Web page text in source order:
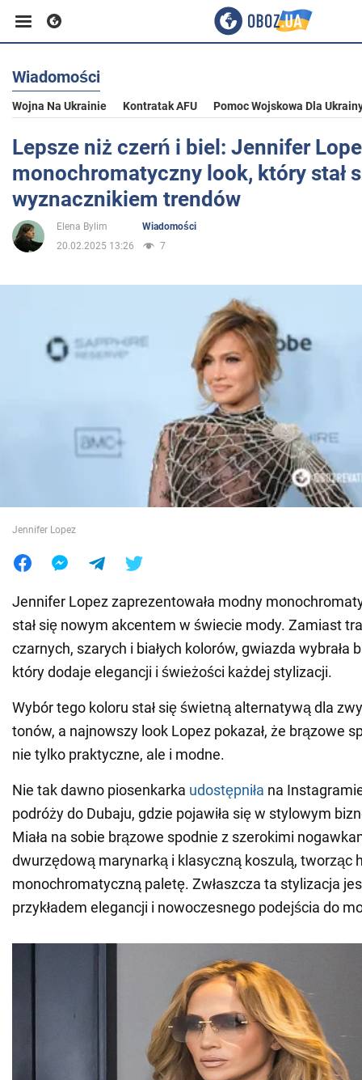
Biznes
Sport
Życie
Społeczeństwo
Jedzenie
Wiadomości
Wojna Na Ukrainie Kontratak AFU Pomoc Wojskowa Dla
Lepsze niż czerń i biel: Jennifer
monochromatyczny look, który stał
wyznacznikiem trendów
Elena Bylim
Wiadomości
20.02.2025 13:26
7
Jennifer Lopez
Jennifer Lopez zaprezentowała modny
stał się nowym akcentem w świecie mody. Zamiast
czarnych, szarych i białych kolorów, gwiazda wybrała
który dodaje elegancji i świeżości każdej stylizacji.
Wybór tego koloru stał się świetną alternatywą dla
tonów, a najnowszy look Lopez pokazał, że brązowe
nie tylko praktyczne, ale i modne.
Nie tak dawno piosenkarka udostępniła na
podróży do Dubaju, gdzie pojawiła się w stylowym
Miała na sobie brązowe spodnie z szerokimi
dwurzędową marynarką i klasyczną koszulą, tworząc
monochromatyczną paletę. Zwłaszcza ta stylizacja
przykładem elegancji i nowoczesnego podejścia do